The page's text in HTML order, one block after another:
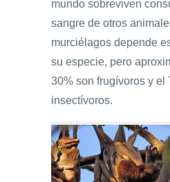
mundo sobreviven
sangre de otros
murciélagos depende
su especie, pero
30% son frugívoros y el
insectívoros.